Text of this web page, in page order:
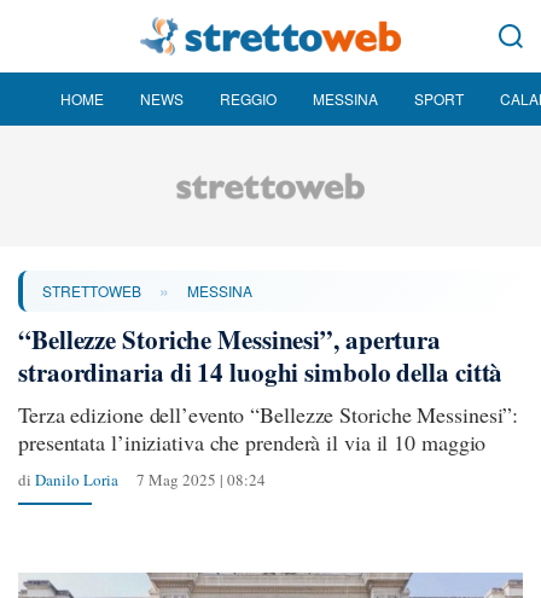
HOME NEWS REGGIO MESSINA SPORT
STRETTOWEB » MESSINA
“Bellezze Storiche Messinesi”, apertura
straordinaria di 14 luoghi simbolo della città
Terza edizione dell’evento “Bellezze Storiche Messinesi”:
presentata l’iniziativa che prenderà il via il 10 maggio
di Danilo Loria 7 Mag 2025 | 08:24